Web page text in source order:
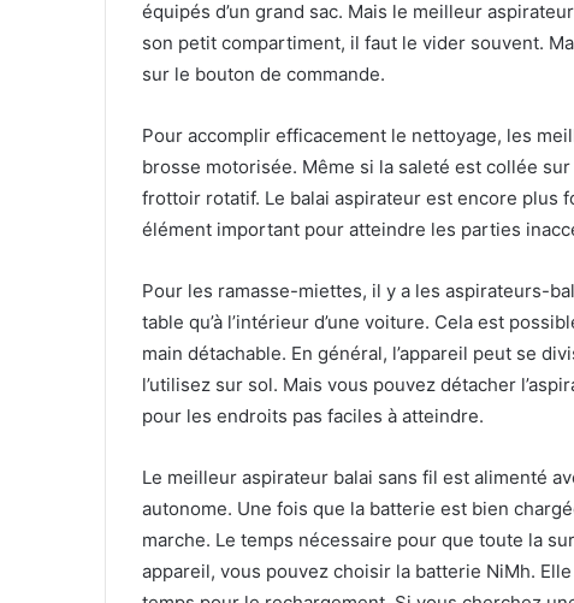
équipés d’un grand sac. Mais le meilleur
son petit compartiment, il faut le vider souvent.
sur le bouton de commande.
Pour accomplir efficacement le nettoyage, les
brosse motorisée. Même si la saleté est collée sur
frottoir rotatif. Le balai aspirateur est encore plus
élément important pour atteindre les parties
Pour les ramasse-miettes, il y a les aspirateurs-
table qu’à l’intérieur d’une voiture. Cela est
main détachable. En général, l’appareil peut se
l’utilisez sur sol. Mais vous pouvez détacher
pour les endroits pas faciles à atteindre.
Le meilleur aspirateur balai sans fil est alimenté
autonome. Une fois que la batterie est bien
marche. Le temps nécessaire pour que toute la
appareil, vous pouvez choisir la batterie NiMh.